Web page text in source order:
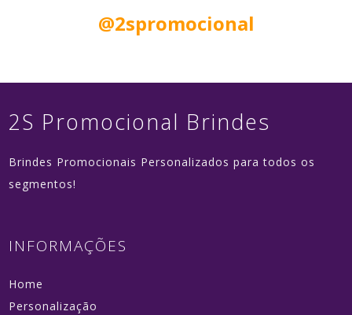
@2spromocional
2S Promocional Brindes
Brindes Promocionais Personalizados para todos os
segmentos!
INFORMAÇÕES
Home
Personalização